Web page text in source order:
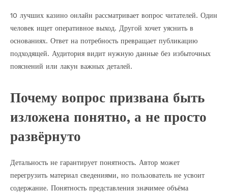
10 лучших казино онлайн рассматривает вопрос читателей. Один
человек ищет оперативное выход. Другой хочет уяснить в
основаниях. Ответ на потребность превращает публикацию
подходящей. Аудитория видит нужную данные без избыточных
пояснений или лакун важных деталей.
Почему вопрос призвана быть
изложена понятно, а не просто
развёрнуто
Детальность не гарантирует понятность. Автор может
перегрузить материал сведениями, но пользователь не усвоит
содержание. Понятность представления значимее объёма